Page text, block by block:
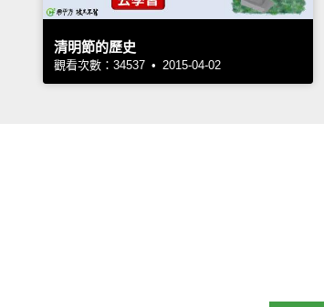
清明節的歷史
觀看次數：34537 • 2015-04-02